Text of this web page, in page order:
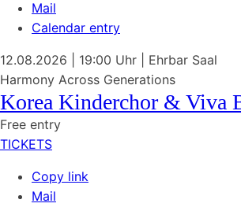
Mail
Calendar entry
12.08.2026 | 19:00 Uhr
Ehrbar Saal
Harmony Across Generations
Korea Kinderchor & Viva
Free entry
TICKETS
Copy link
Mail